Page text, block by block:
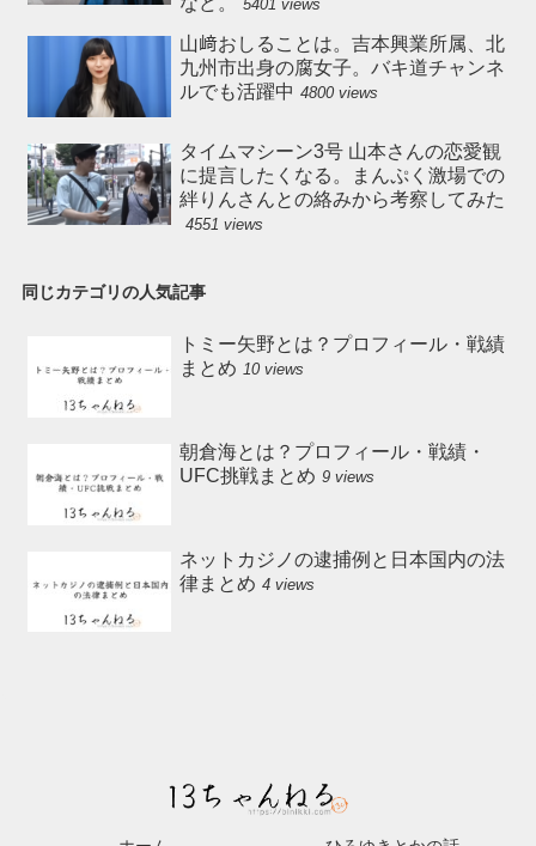
5401 views
山﨑おしることは。吉本興業所属、北
九州市出身の腐女子。バキ道チャンネ
ルでも活躍中 4800 views
タイムマシーン3号 山本さんの恋愛観
に提言したくなる。まんぷく激場での
絆りんさんとの絡みから考察してみた
4551 views
同じカテゴリの人気記事
トミー矢野とは？プロフィール・戦績
まとめ 10 views
朝倉海とは？プロフィール・戦績・
UFC挑戦まとめ 9 views
ネットカジノの逮捕例と日本国内の法
律まとめ 4 views